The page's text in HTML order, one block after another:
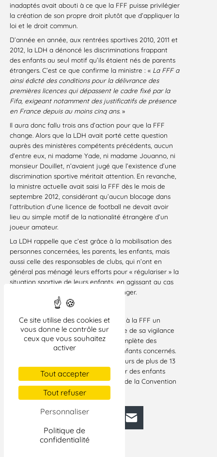
Ce site utilise des cookies et
vous donne le contrôle sur
ceux que vous souhaitez
activer
Tout accepter
Tout refuser
Personnaliser
Politique de
confidentialité
inadaptés avait abouti à ce que la FFF puisse privilégier
la création de son propre droit plutôt que d’appliquer la
loi et le droit commun.
D’année en année, aux rentrées sportives 2010, 2011 et
2012, la LDH a dénoncé les discriminations frappant
des enfants au seul motif qu’ils étaient nés de parents
étrangers. C’est ce que confirme la ministre : « La FFF a
ainsi édicté des conditions pour la délivrance des
premières licences qui dépassent le cadre fixé par la
Fifa, exigeant notamment des justificatifs de présence
en France depuis au moins cinq ans. »
Il aura donc fallu trois ans d’action pour que la FFF
change. Alors que la LDH avait porté cette question
auprès des ministères compétents précédents, aucun
d’entre eux, ni madame Yade, ni madame Jouanno, ni
monsieur Douillet, n’avaient jugé que l’existence d’une
discrimination sportive méritait attention. En revanche,
la ministre actuelle avait saisi la FFF dès le mois de
septembre 2012, considérant qu’aucun blocage dans
l’attribution d’une licence de football ne devait avoir
lieu au simple motif de la nationalité étrangère d’un
joueur amateur.
La LDH rappelle que c’est grâce à la mobilisation des
personnes concernées, les parents, les enfants, mais
aussi celle des responsables de clubs, qui n’ont en
général pas ménagé leurs efforts pour « régulariser » la
situation sportive de leurs enfants, en agissant au cas
par cas, que la situation vient de changer.
Paris, le 24 avril 2013
La LDH se félicite de pouvoir envoyer à la FFF un
message d’encouragement, et l’assure de sa vigilance
bienveillante pour une application complète des
nouvelles dispositions pour tous les enfants concernés.
Elle reste mobilisée pour que les mineurs de plus de 13
ans restent bien ce qu’ils sont, à savoir des enfants
auxquels s’appliquent les dispositions de la Convention
internationale des droits de l’enfant.
Facebook
BlueskyMastodonLinkedIn